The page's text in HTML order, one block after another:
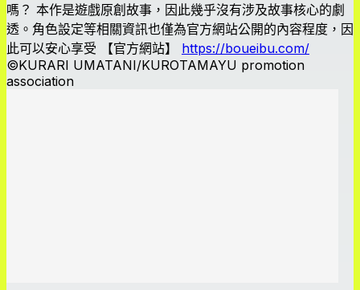
嗎？ 本作是遊戲原創故事，因此幾乎沒有涉及故事核心的劇
透。角色設定等相關資訊也僅為官方網站公開的內容程度，因
此可以安心享受 【官方網站】 https://boueibu.com/
©KURARI UMATANI/KUROTAMAYU promotion
association